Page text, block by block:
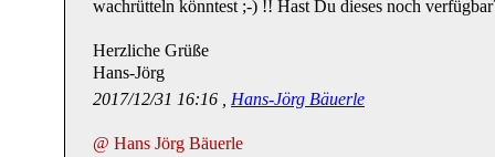
wachrütteln könntest ;-) !! Hast Du dieses noch
Herzliche Grüße
Hans-Jörg
2017/12/31 16:16 , Hans-Jörg Bäuerle
@ Hans Jörg Bäuerle